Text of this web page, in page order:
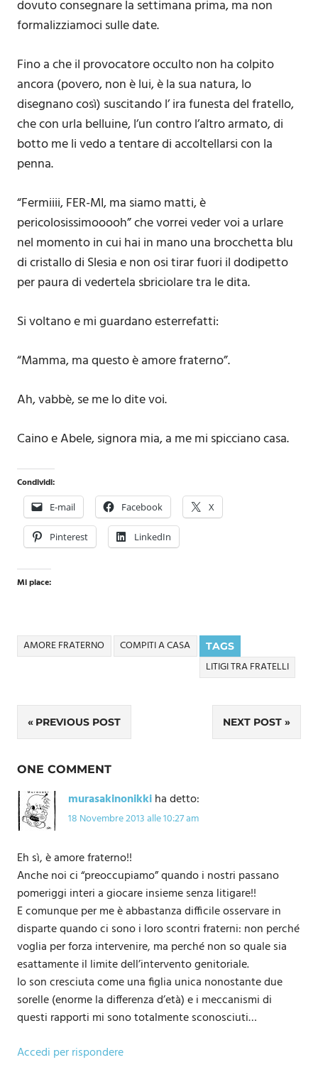
dovuto consegnare la settimana prima, ma non
formalizziamoci sulle date.
Fino a che il provocatore occulto non ha colpito
ancora (povero, non è lui, è la sua natura, lo
disegnano così) suscitando l’ ira funesta del fratello,
che con urla belluine, l’un contro l’altro armato, di
botto me li vedo a tentare di accoltellarsi con la
penna.
“Fermiiii, FER-MI, ma siamo matti, è
pericolosissimooooh” che vorrei veder voi a urlare
nel momento in cui hai in mano una brocchetta blu
di cristallo di Slesia e non osi tirar fuori il dodipetto
per paura di vedertela sbriciolare tra le dita.
Si voltano e mi guardano esterrefatti:
“Mamma, ma questo è amore fraterno”.
Ah, vabbè, se me lo dite voi.
Caino e Abele, signora mia, a me mi spicciano casa.
Condividi:
E-mail Facebook X
Pinterest LinkedIn
Mi piace:
TAGS
AMORE FRATERNO
COMPITI A CASA
LITIGI TRA FRATELLI
Navigazione
articoli
PREVIOUS POST NEXT POST
ONE COMMENT
murasakinonikkiha detto:
18 Novembre 2013 alle 10:27 am
Eh sì, è amore fraterno!!
Anche noi ci “preoccupiamo” quando i nostri passano
pomeriggi interi a giocare insieme senza litigare!!
E comunque per me è abbastanza difficile osservare in
disparte quando ci sono i loro scontri fraterni: non perché
voglia per forza intervenire, ma perché non so quale sia
esattamente il limite dell’intervento genitoriale.
Io son cresciuta come una figlia unica nonostante due
sorelle (enorme la differenza d’età) e i meccanismi di
questi rapporti mi sono totalmente sconosciuti…
Accedi per rispondere